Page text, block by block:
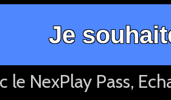
Je
le NexPlay Pass,